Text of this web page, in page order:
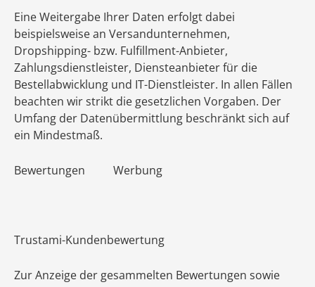
Eine Weitergabe Ihrer Daten erfolgt dabei
beispielsweise an Versandunternehmen,
Dropshipping- bzw. Fulfillment-Anbieter,
Zahlungsdienstleister, Diensteanbieter für die
Bestellabwicklung und IT-Dienstleister. In allen Fällen
beachten wir strikt die gesetzlichen Vorgaben. Der
Umfang der Datenübermittlung beschränkt sich auf
ein Mindestmaß.
Bewertungen Werbung
Trustami-Kundenbewertung
Zur Anzeige der gesammelten Bewertungen sowie